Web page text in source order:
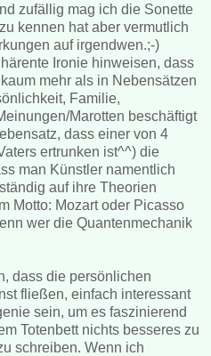
zufällig mag ich die Sonette
kennen hat aber vermutlich
auf irgendwen.;-)
Ironie hinweisen, dass
mehr als in Nebensätzen
Familie,
Marotten beschäftigt
dass einer von 4
ertrunken ist^^) die
man Künstler namentlich
auf ihre Theorien
Motto: Mozart oder Picasso
wer die Quantenmechanik
dass die persönlichen
fließen, einfach interessant
sein, um es faszinierend
Totenbett nichts besseres zu
schreiben. Wenn ich